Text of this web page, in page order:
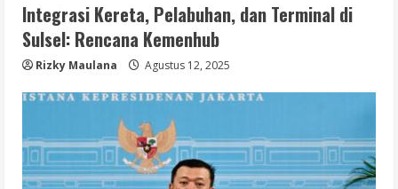
Integrasi Kereta, Pelabuhan, dan Terminal di
Sulsel: Rencana Kemenhub
Rizky Maulana Agustus 12, 2025